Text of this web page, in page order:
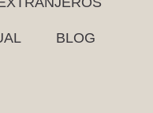
BLOG